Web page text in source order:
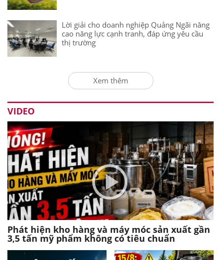
Lời giải cho doanh nghiệp Quảng Ngãi nâng
cao năng lực cạnh tranh, đáp ứng yêu cầu
thị trường
Xem thêm
VIDEO
Phát hiện kho hàng và máy móc sản xuất gần
3,5 tấn mỹ phẩm không có tiêu chuẩn